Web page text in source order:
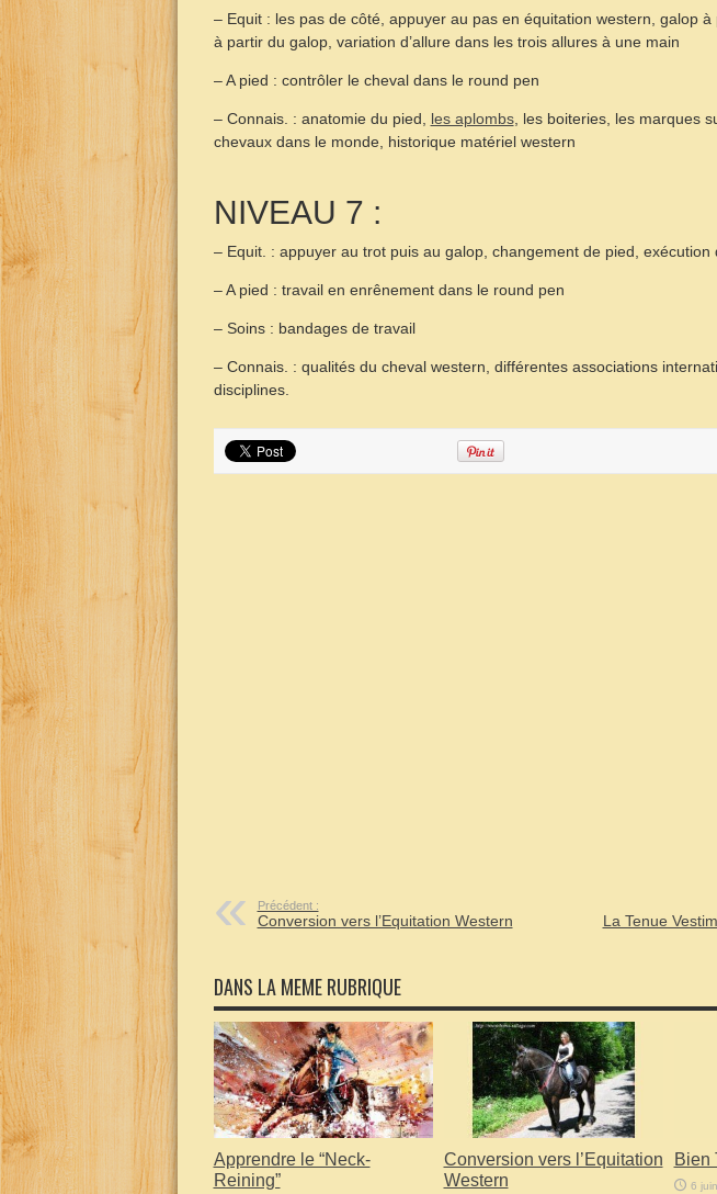
– Equit : les pas de côté, appuyer au pas en équitation western, galop à
à partir du galop, variation d’allure dans les trois allures à une main
– A pied : contrôler le cheval dans le round pen
– Connais. : anatomie du pied, les aplombs, les boiteries, les marques
chevaux dans le monde, historique matériel western
NIVEAU 7 :
– Equit. : appuyer au trot puis au galop, changement de pied, exécution
– A pied : travail en enrênement dans le round pen
– Soins : bandages de travail
– Connais. : qualités du cheval western, différentes associations
disciplines.
Précédent :
Conversion vers l’Equitation Western
La Tenue
DANS LA MEME RUBRIQUE
Apprendre le “Neck-
Reining”
Conversion vers l’Equitation
Western
Bien
6